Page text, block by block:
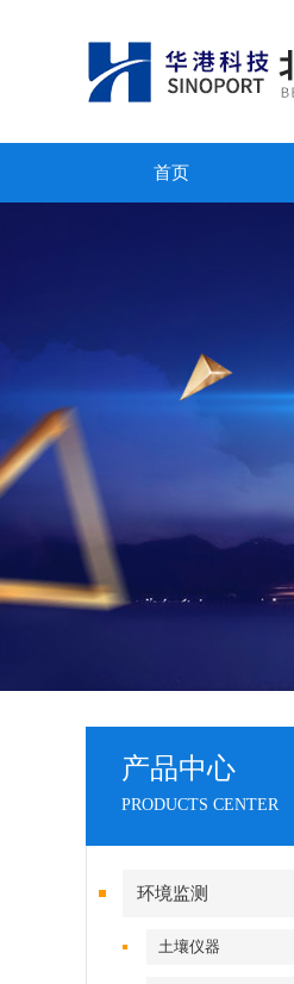
首页
产品中心
PRODUCTS CENTER
环境监测
土壤仪器